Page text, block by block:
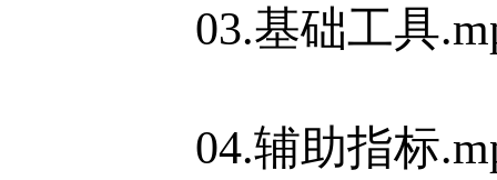
03.基础工具
04.辅助指标